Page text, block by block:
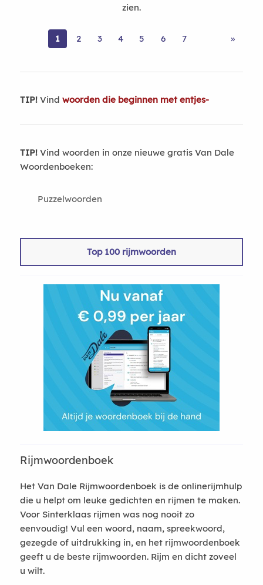
zien.
1 2 3 4 5 6 7 »
TIP!Vind woorden die beginnen met entjes-
TIP!Vind woorden in onze nieuwe gratis Van Dale
Woordenboeken:
Puzzelwoorden
Top 100 rijmwoorden
Rijmwoordenboek
Het Van Dale Rijmwoordenboek is de onlinerijmhulp
die u helpt om leuke gedichten en rijmen te maken.
Voor Sinterklaas rijmen was nog nooit zo
eenvoudig! Vul een woord, naam, spreekwoord,
gezegde of uitdrukking in, en het rijmwoordenboek
geeft u de beste rijmwoorden. Rijm en dicht zoveel
u wilt.